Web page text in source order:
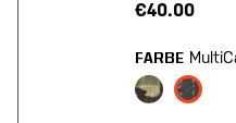
€40.00
FARBE